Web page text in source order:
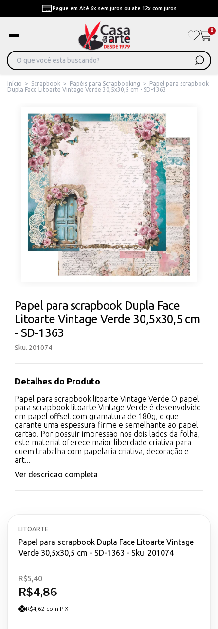
Pague em Até 6x sem juros ou ate 12x com juros
0
Início > Scrapbook > Papéis para Scrapbooking >
Papel para scrapbook
Dupla Face Litoarte Vintage Verde 30,5x30,5 cm - SD-1363
Papel para scrapbook Dupla Face
Litoarte Vintage Verde 30,5x30,5 cm
- SD-1363
Sku. 201074
Detalhes do Produto
Papel para scrapbook litoarte Vintage Verde O papel
para scrapbook litoarte Vintage Verde é desenvolvido
em papel offset com gramatura de 180g, o que
garante uma espessura firme e semelhante ao papel
cartão. Por possuir impressão nos dois lados da folha,
este material oferece maior liberdade criativa para
quem trabalha com papelaria criativa, decoração e
art...
Ver descricao completa
LITOARTE
Papel para scrapbook Dupla Face Litoarte Vintage
Verde 30,5x30,5 cm - SD-1363 - Sku. 201074
R$4,86
R$5,40
R$4,62 com PIX